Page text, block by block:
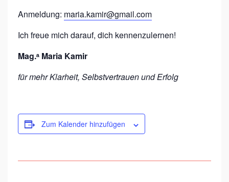
Anmeldung: maria.kamir@gmail.com
Ich freue mich darauf, dich kennenzulernen!
Mag.ᵃ Maria Kamir
für mehr Klarheit, Selbstvertrauen und Erfolg
Zum Kalender hinzufügen